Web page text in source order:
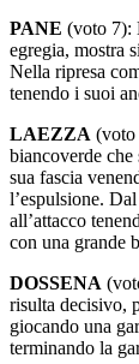
Nella ripresa
tenendo i suoi
LAEZZA(voto
sua fascia
l’espulsione.
all’attacco
con una grande
DOSSENA
giocando una
terminando la
MICELI(voto